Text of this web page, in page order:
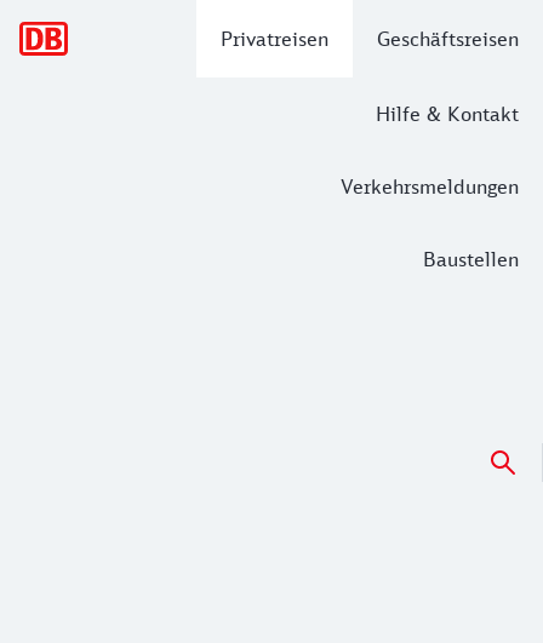
Privatreisen Geschäftsreisen
Hilfe & Kontakt
Verkehrsmeldungen
Baustellen